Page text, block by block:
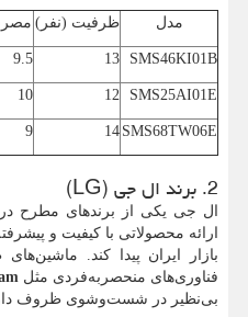
مدل ظرفیت (نفر)
SMS46KI01B
13
9.5
SMS25AI01E
12
10
SMS68TW06E
14
9
2. برند ال جی ( LG
)
ال جی یکی از برندهای مطرح
ارائه محصولاتی با کیفیت و
بازار ایران پیدا کند.
فناوری‌های منحصربه‌فردی مثل
بی‌نظیر در شست‌وشوی ظروف